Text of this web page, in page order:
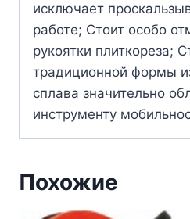
исключает
работе; Стоит особо
рукоятки плиткореза;
традиционной формы
сплава значительно
инструменту
Похожие